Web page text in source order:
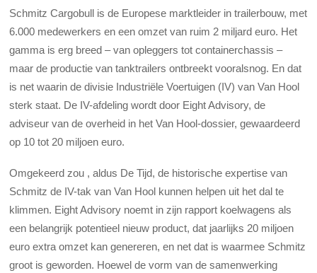
Schmitz Cargobull is de Europese marktleider in trailerbouw, met
6.000 medewerkers en een omzet van ruim 2 miljard euro. Het
gamma is erg breed – van opleggers tot containerchassis –
maar de productie van tanktrailers ontbreekt vooralsnog. En dat
is net waarin de divisie Industriële Voertuigen (IV) van Van Hool
sterk staat. De IV-afdeling wordt door Eight Advisory, de
adviseur van de overheid in het Van Hool-dossier, gewaardeerd
op 10 tot 20 miljoen euro.
Omgekeerd zou , aldus De Tijd, de historische expertise van
Schmitz de IV-tak van Van Hool kunnen helpen uit het dal te
klimmen. Eight Advisory noemt in zijn rapport koelwagens als
een belangrijk potentieel nieuw product, dat jaarlijks 20 miljoen
euro extra omzet kan genereren, en net dat is waarmee Schmitz
groot is geworden. Hoewel de vorm van de samenwerking